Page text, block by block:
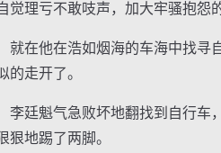
觉理亏不敢吱声，加大牢骚抱怨
在他在浩如烟海的车海中找寻自
的走开了。
廷魁气急败坏地翻找到自行车，
狠地踢了两脚。